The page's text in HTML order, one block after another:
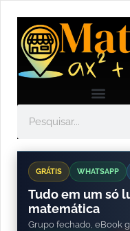
GRÁTIS WHATSAPP
Tudo em um só
matemática
Grupo fechado, eBook